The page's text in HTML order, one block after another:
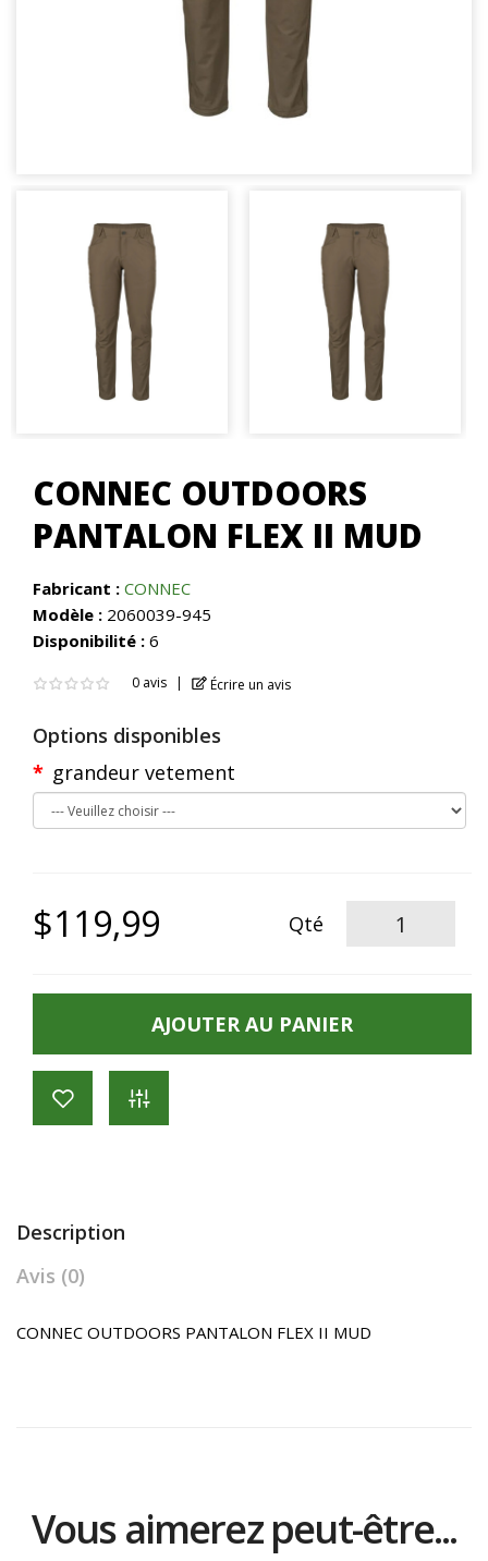
CONNEC OUTDOORS
PANTALON FLEX II MUD
Fabricant : CONNEC
Modèle : 2060039-945
Disponibilité : 6
0 avis Écrire un avis
Options disponibles
grandeur vetement
$119,99 Qté
AJOUTER AU PANIER
Description
Avis (0)
CONNEC OUTDOORS PANTALON FLEX II MUD
Vous aimerez peut-être...